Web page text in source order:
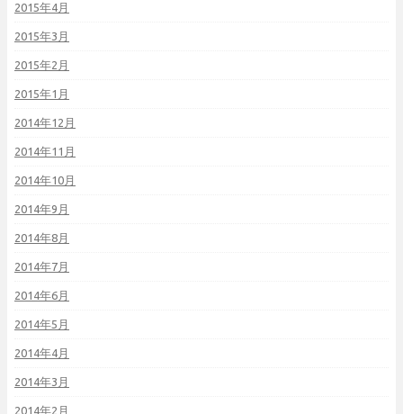
2015年4月
2015年3月
2015年2月
2015年1月
2014年12月
2014年11月
2014年10月
2014年9月
2014年8月
2014年7月
2014年6月
2014年5月
2014年4月
2014年3月
2014年2月